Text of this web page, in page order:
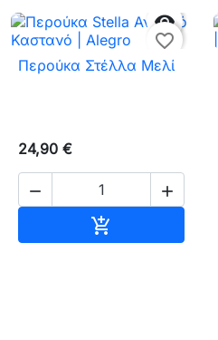

favorite_border
Περούκα Στέλλα Μελί
24,90 €
 
